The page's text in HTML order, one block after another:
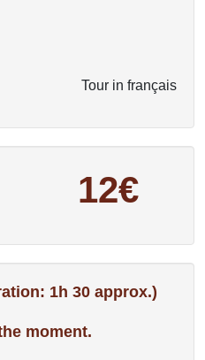
Tour in français
12€
1h 30 approx.)
moment.